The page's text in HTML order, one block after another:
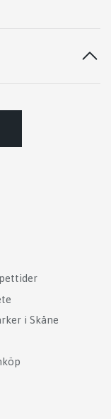
i Skåne